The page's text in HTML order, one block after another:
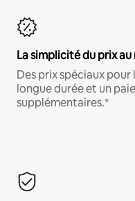
La simplicité du prix au
Des prix spéciaux
longue durée et un
supplémentaires.*